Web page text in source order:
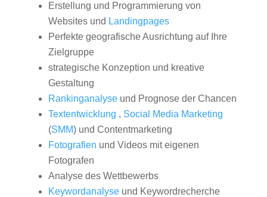
Erstellung und Programmierung von
Websites und Landingpages
Perfekte geografische Ausrichtung auf Ihre
Zielgruppe
strategische Konzeption und kreative
Gestaltung
Rankinganalyseund Prognose der Chancen
Textentwicklung , Social Media Marketing
(SMM) und Contentmarketing
Fotografien und Videos mit eigenen
Fotografen
Analyse des Wettbewerbs
Keywordanalyseund Keywordrecherche